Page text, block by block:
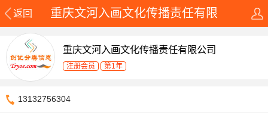
返回 重庆文河入画文化传播责任有限
重庆文河入画文化传播责任有限公司
注册会员 第1年
13132756304